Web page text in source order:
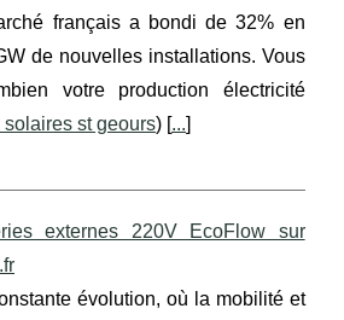
français a bondi de 32% en
de nouvelles installations. Vous
votre production électricité
solaires st geours) [...]
externes 220V EcoFlow sur
évolution, où la mobilité et